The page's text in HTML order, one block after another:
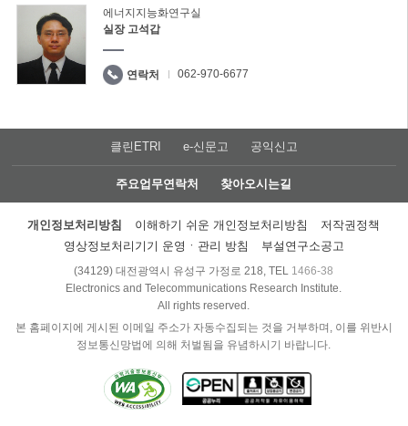
에너지지능화연구실
실장 고석갑
연락처 062-970-6677
클린ETRI e-신문고 공익신고
주요업무연락처 찾아오시는길
개인정보처리방침 이해하기 쉬운 개인정보처리방침
저작권정책
영상정보처리기기 운영ㆍ관리 방침
부설연구소공고
(34129) 대전광역시 유성구 가정로 218, TEL 1466-38
Electronics and Telecommunications Research Institute.
All rights reserved.
본 홈페이지에 게시된 이메일 주소가 자동수집되는 것을 거부하며, 이를 위반시
정보통신망법에 의해 처벌됨을 유념하시기 바랍니다.